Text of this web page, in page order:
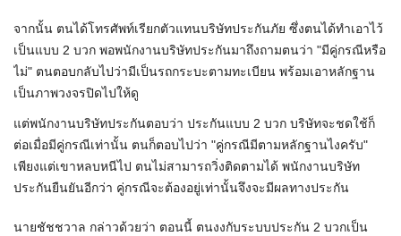
จากนั้น ตนได้โทรศัพท์เรียกตัวแทนบริษัทประกันภัย ซึ่งตนได้ทำเอาไว้
เป็นแบบ 2 บวก พอพนักงานบริษัทประกันมาถึงถามตนว่า "มีคู่กรณีหรือ
ไม่" ตนตอบกลับไปว่ามีเป็นรถกระบะตามทะเบียน พร้อมเอาหลักฐาน
เป็นภาพวงจรปิดไปให้ดู
แต่พนักงานบริษัทประกันตอบว่า ประกันแบบ 2 บวก บริษัทจะชดใช้ก็
ต่อเมื่อมีคู่กรณีเท่านั้น ตนก็ตอบไปว่า "คู่กรณีมีตามหลักฐานไงครับ"
เพียงแต่เขาหลบหนีไป ตนไม่สามารถวิ่งติดตามได้ พนักงานบริษัท
ประกันยืนยันอีกว่า คู่กรณีจะต้องอยู่เท่านั้นจึงจะมีผลทางประกัน
นายชัชชวาล กล่าวด้วยว่า ตอนนี้ ตนงงกับระบบประกัน 2 บวกเป็น